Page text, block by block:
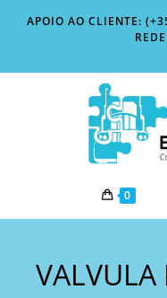
APOIO AO CLIENTE:
0